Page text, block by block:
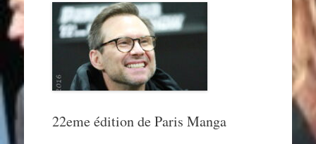
22eme édition de Paris Manga